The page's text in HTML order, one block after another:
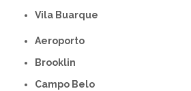
Vila Buarque
Aeroporto
Brooklin
Campo Belo